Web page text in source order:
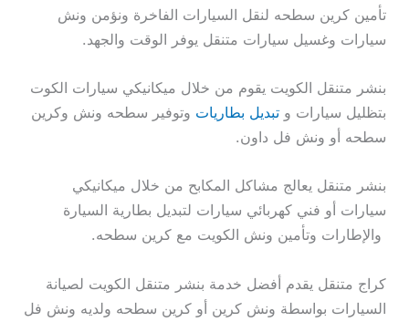
تأمين كرين سطحه لنقل السيارات الفاخرة ونؤمن ونش
سيارات وغسيل سيارات متنقل يوفر الوقت والجهد.
بنشر متنقل الكويت يقوم من خلال ميكانيكي سيارات الكوت
بتظليل سيارات وتبديل بطاريات وتوفير سطحه ونش وكرين
سطحه أو ونش فل داون.
بنشر متنقل يعالج مشاكل المكابح من خلال ميكانيكي
سيارات أو فني كهربائي سيارات لتبديل بطارية السيارة
والإطارات وتأمين ونش الكويت مع كرين سطحه.
كراج متنقل يقدم أفضل خدمة بنشر متنقل الكويت لصيانة
السيارات بواسطة ونش كرين أو كرين سطحه ولديه ونش فل